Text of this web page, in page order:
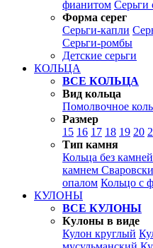
фианитом Серьги
Форма серег
Серьги-капли
Серьги-ромбы
Детские серьги
КОЛЬЦА
ВСЕ КОЛЬЦА
Вид кольца
Помолвочное
Размер
15 16 17 18 19 20
Тип камня
Кольца без камней
камнем Сваровски
опалом Кольцо с
КУЛОНЫ
ВСЕ КУЛОНЫ
Кулоны в виде
Кулон круглый